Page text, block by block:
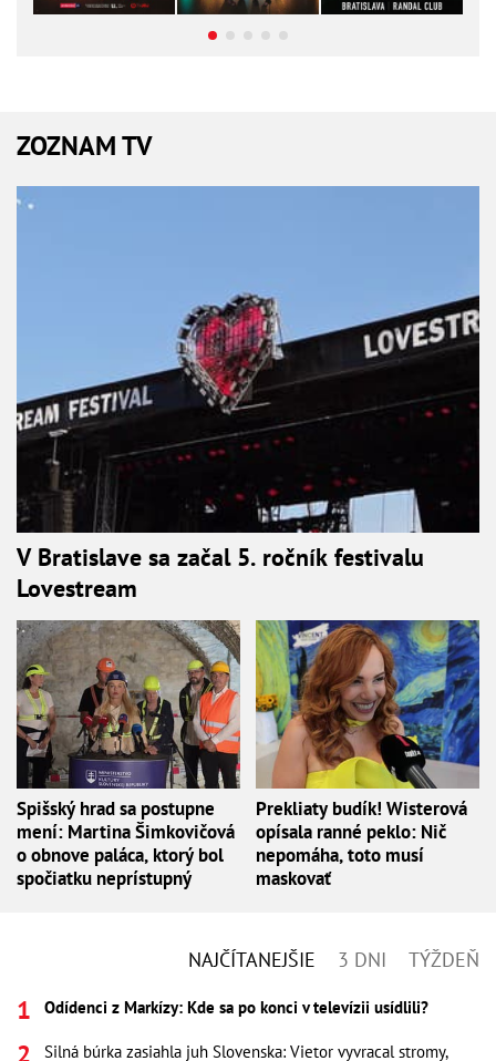
ZOZNAM TV
V Bratislave sa začal 5. ročník festivalu
Lovestream
Spišský hrad sa postupne
mení: Martina Šimkovičová
o obnove paláca, ktorý bol
spočiatku neprístupný
Prekliaty budík! Wisterová
opísala ranné peklo: Nič
nepomáha, toto musí
maskovať
NAJČÍTANEJŠIE 3 DNI TÝŽDEŇ
Odídenci z Markízy: Kde sa po konci v televízii usídlili?
Silná búrka zasiahla juh Slovenska: Vietor vyvracal stromy,